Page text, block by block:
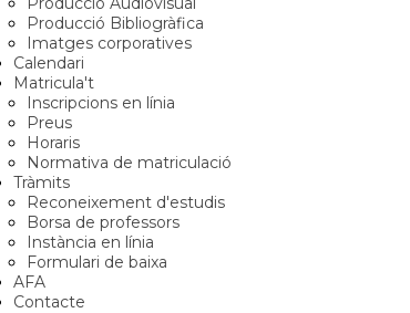
Producció Bibliogràfica
Imatges corporatives
Calendari
Matricula't
Inscripcions en línia
Preus
Horaris
Normativa de matriculació
Tràmits
Reconeixement d'estudis
Borsa de professors
Instància en línia
Formulari de baixa
AFA
Contacte